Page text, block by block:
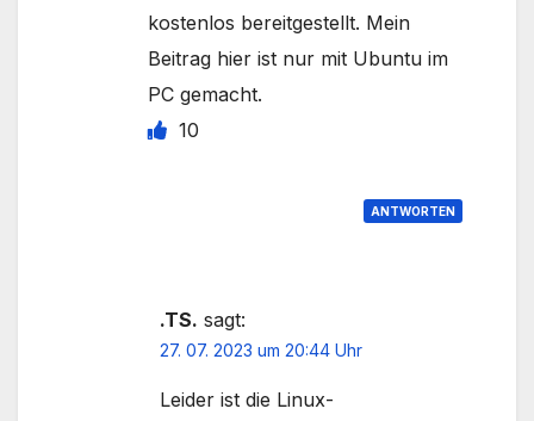
kostenlos bereitgestellt. Mein
Beitrag hier ist nur mit Ubuntu im
PC gemacht.
10
ANTWORTEN
.TS. sagt:
27. 07. 2023 um 20:44 Uhr
Leider ist die Linux-